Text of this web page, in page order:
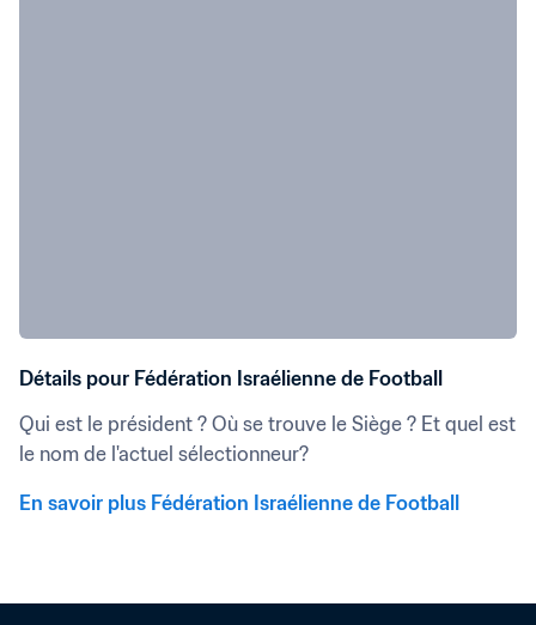
Détails pour Fédération Israélienne de Football
Qui est le président ? Où se trouve le Siège ? Et quel est
le nom de l'actuel sélectionneur?
En savoir plus Fédération Israélienne de Football